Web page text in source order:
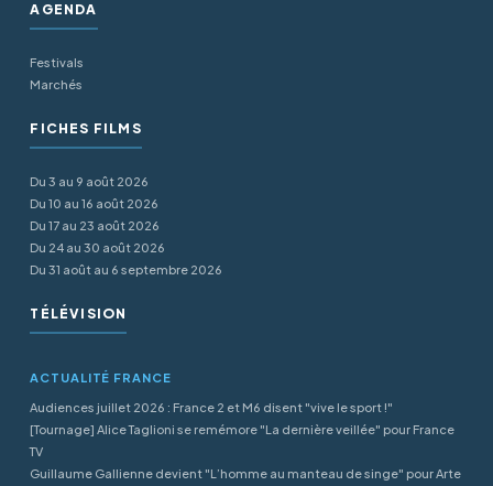
AGENDA
Festivals
Marchés
FICHES FILMS
Du 3 au 9 août 2026
Du 10 au 16 août 2026
Du 17 au 23 août 2026
Du 24 au 30 août 2026
Du 31 août au 6 septembre 2026
TÉLÉVISION
ACTUALITÉ FRANCE
Audiences juillet 2026 : France 2 et M6 disent "vive le sport !"
[Tournage] Alice Taglioni se remémore "La dernière veillée" pour France
TV
Guillaume Gallienne devient "L’homme au manteau de singe" pour Arte